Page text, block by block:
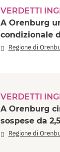
VERDETTI
A Orenburg
condizionale
Regione di
VERDETTI
A Orenburg
sospese da
Regione di